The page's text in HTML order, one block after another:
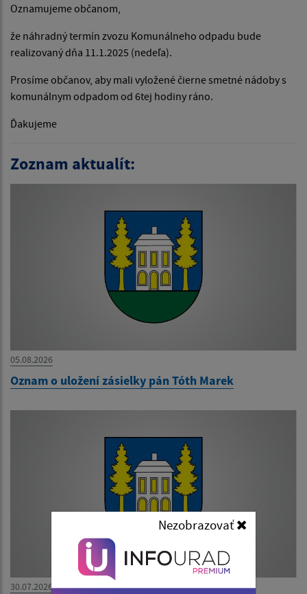
Nezobrazovať
Oznamujeme občanom,
že náhradný termín zvozu Komunálneho odpadu bude
realizovaný dňa 11.1.2025 (nedeľa).
Prosíme občanov, aby mali vyložené čierne smetné nádoby s
komunálnym odpadom od 6tej hodiny ráno.
Ďakujeme
Zoznam aktualít:
05.08.2026
Oznam o uložení zásielky pán Tóth Marek
30.07.2026